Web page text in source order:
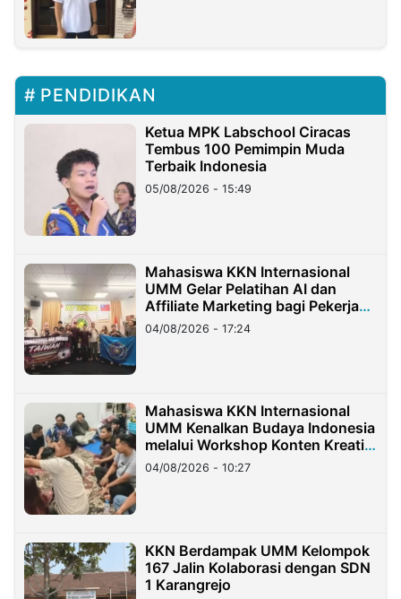
PENDIDIKAN
Ketua MPK Labschool Ciracas
Tembus 100 Pemimpin Muda
Terbaik Indonesia
05/08/2026 - 15:49
Mahasiswa KKN Internasional
UMM Gelar Pelatihan AI dan
Affiliate Marketing bagi Pekerja
Migran Indonesia di Taiwan
04/08/2026 - 17:24
Mahasiswa KKN Internasional
UMM Kenalkan Budaya Indonesia
melalui Workshop Konten Kreatif
di Taiwan
04/08/2026 - 10:27
KKN Berdampak UMM Kelompok
167 Jalin Kolaborasi dengan SDN
1 Karangrejo